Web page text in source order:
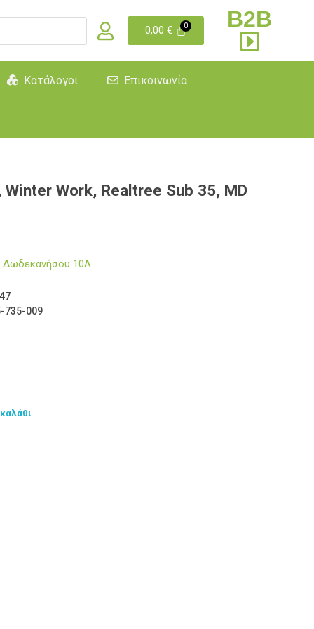
0,00€ B2B
Κατάλογοι Επικοινωνία
Winter Work, Realtree Sub 35, MD
Δωδεκανήσου 10Α
735-009